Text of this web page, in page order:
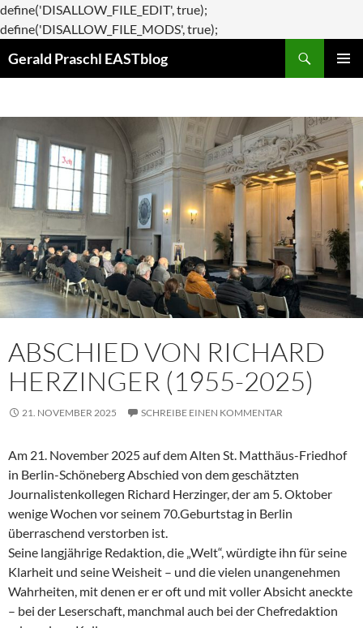
define('DISALLOW_FILE_EDIT', true);
define('DISALLOW_FILE_MODS', true);
Gerald Praschl EASTblog
ABSCHIED VON RICHARD
HERZINGER (1955-2025)
21. NOVEMBER 2025 SCHREIBE EINEN KOMMENTAR
Am 21. November 2025 auf dem Alten St. Matthäus-Friedhof
in Berlin-Schöneberg Abschied von dem geschätzten
Journalistenkollegen Richard Herzinger, der am 5. Oktober
wenige Wochen vor seinem 70.Geburtstag in Berlin
überraschend verstorben ist.
Seine langjährige Redaktion, die „Welt“, würdigte ihn für seine
Klarheit und seine Weisheit – und die vielen unangenehmen
Wahrheiten, mit denen er er oft und mit voller Absicht aneckte
– bei der Leserschaft, manchmal auch bei der Chefredaktion